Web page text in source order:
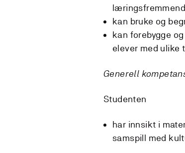
kan bruke og
kan forebygge
elever med ulike
Generell
Studenten
har innsikt i
samspill med